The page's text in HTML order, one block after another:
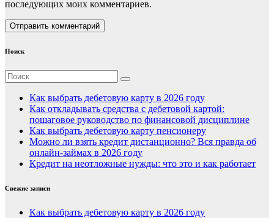
последующих моих комментариев.
Поиск
Как выбрать дебетовую карту в 2026 году
Как откладывать средства с дебетовой картой:
пошаговое руководство по финансовой дисциплине
Как выбрать дебетовую карту пенсионеру
Можно ли взять кредит дистанционно? Вся правда об
онлайн-займах в 2026 году
Кредит на неотложные нужды: что это и как работает
Свежие записи
Как выбрать дебетовую карту в 2026 году